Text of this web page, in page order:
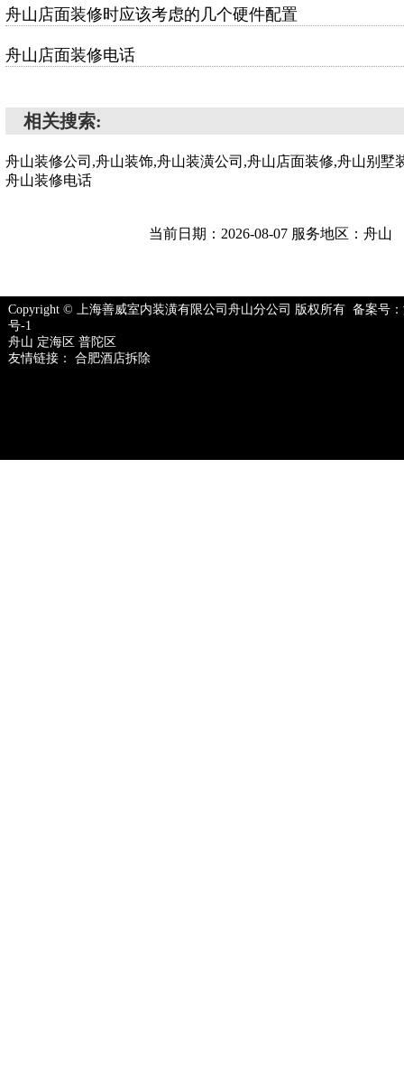
舟山店面装修时应该考虑的几个硬件配置
舟山店面装修电话
相关搜索:
舟山装修公司,舟山装饰,舟山装潢公司,舟山店面装修,舟山别墅
舟山装修电话
当前日期：2026-08-07 服务地区：舟山
Copyright © 上海善威室内装潢有限公司舟山分公司 版权所有 备案号：
号-1
舟山 定海区 普陀区
友情链接： 合肥酒店拆除